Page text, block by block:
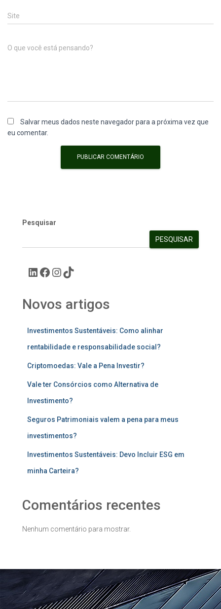
Site
O que você está pensando?
Salvar meus dados neste navegador para a próxima vez que
eu comentar.
Pesquisar
PESQUISAR
Novos artigos
Investimentos Sustentáveis: Como alinhar
rentabilidade e responsabilidade social?
Criptomoedas: Vale a Pena Investir?
Vale ter Consórcios como Alternativa de
Investimento?
Seguros Patrimoniais valem a pena para meus
investimentos?
Investimentos Sustentáveis: Devo Incluir ESG em
minha Carteira?
Comentários recentes
Nenhum comentário para mostrar.